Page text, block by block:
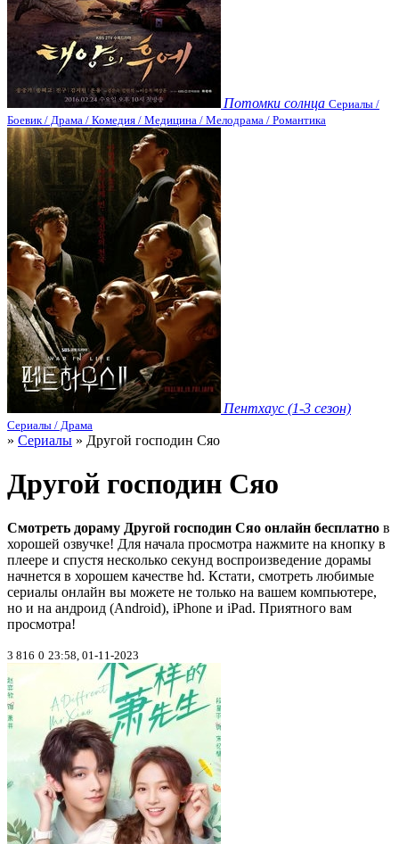
Потомки солнца Сериалы /
Боевик / Драма / Комедия / Медицина / Мелодрама / Романтика
Пентхаус (1-3 сезон)
Сериалы / Драма
» Сериалы » Другой господин Сяо
Другой господин Сяо
Смотреть дораму Другой господин Сяо онлайн бесплатно в
хорошей озвучке! Для начала просмотра нажмите на кнопку в
плеере и спустя несколько секунд воспроизведение дорамы
начнется в хорошем качестве hd. Кстати, смотреть любимые
сериалы онлайн вы можете не только на вашем компьютере,
но и на андроид (Android), iPhone и iPad. Приятного вам
просмотра!
3 816 0 23:58, 01-11-2023